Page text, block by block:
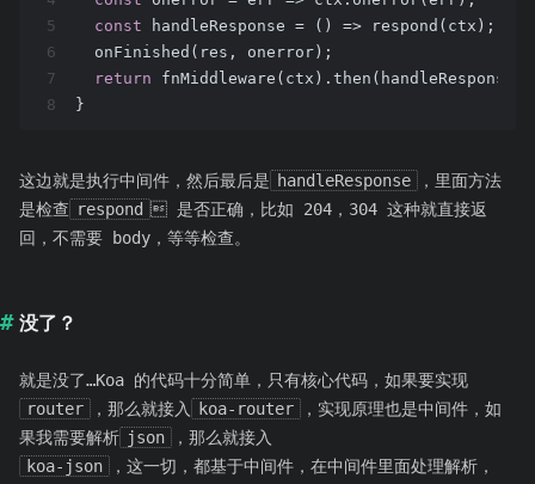
5
6
7
8
const handleResponse = () => respond(ctx);
  onFinished(res, onerror);
return
}
这边就是执行中间件，然后最后是 handleResponse
，里面方法
是检查 respond  是否正确，比如 204，304 这种就直接返
回，不需要 body，等等检查。
没了？
就是没了…Koa 的代码十分简单，只有核心代码，如果要实现
router
，那么就接入 koa-router
，实现原理也是中间件，如
果我需要解析 json
，那么就接入
koa-json
，这一切，都基于中间件，在中间件里面处理解析，